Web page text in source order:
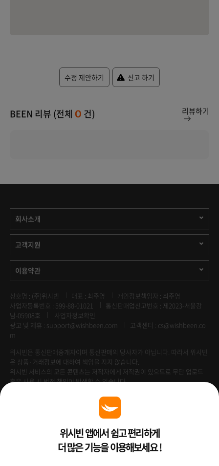
수정 제안하기 신고 하기
BEEN 리뷰 (전체 0 건) 리뷰하기
회사소개
고객지원
이용약관
상호명 : (주)위시빈 대표 : 최주영
개인정보책임자 : 최주영
사업자등록번호 : 599-88-01021
통신판매업신고번호 : 제2023-서울강
남-05908호
사업자정보확인
광고 및 제휴 : support@wishbeen.com
고객센터 : cs@wishbeen.co
m
위시빈은 통신판매중개자이며 통신판매의 당사자가 아닙니다. 따라서 위시빈
은 상품·거래정보에 대하여 책임을 지지 않습니다.
위시빈 서비스의 모든 콘텐츠는 저작자에게 저작권이 있으므로 무단 업로드
혹은 사용 시 법적 책임이 발생할 수 있습니다.
Venture Enterprise위시빈 앱에서 쉽고 편리하게
더 많은 기능을 이용해보세요 !